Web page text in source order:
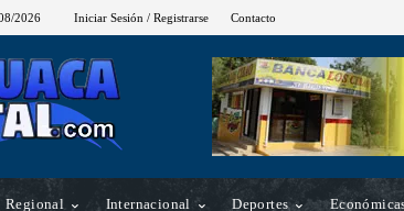
2026 Iniciar Sesión / Registrarse Contacto
Regional Internacional Deportes